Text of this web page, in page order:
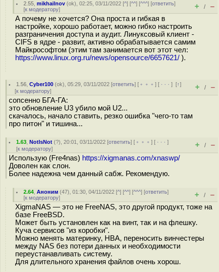
2.55 ,mikhailnov (ok), 02:25, 03/11/2022 [^] [^^] [^^^] [ответить]
[к модератору] + / –
А почему не хочется? Она проста и гибкая в
настройке, хорошо работает, можно гибко настроить
разграничения доступа и аудит. Линуксовый клиент -
CIFS в ядре - развит, активно обрабатывается самим
Майкрософтом (этим там занимается вот этот чел:
https://www.linux.org.ru/news/opensource/6657621/ ).
1.56 ,Cyber100 (ok), 05:29, 03/11/2022 [ответить] [ ﹢﹢﹢] [ · · ·][↑]
[к модератору] + / –
сопсенно БГА-ГА:
это обновление U3 убило мой U2...
скачалось, начало ставить, резко ошибка "чего-то там
про питон" и тишина...
1.63 ,NotIsNot (?), 20:01, 03/11/2022 [ответить] [ ﹢﹢﹢] [ · · ·]
[к модератору] + / –
Использую (Fre4nas) https://xigmanas.com/xnaswp/
Доволен как слон.
Более надежна чем данный сабж. Рекомендую.
2.64 ,Аноним (47), 01:30, 04/11/2022 [^] [^^] [^^^] [ответить]
[к модератору] + / –
XigmaNAS — это не FreeNAS, это другой продукт, тоже на
базе FreeBSD.
Может быть установлен как на винт, так и на флешку.
Куча сервисов "из коробки".
Можно менять материнку, HBA, переносить винчестеры
между NAS без потери данных и необходимости
переустанавливать систему.
Для длительного хранения файлов очень хорош.